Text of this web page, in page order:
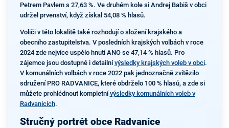
Petrem Pavlem s 27,63 %. Ve druhém kole si Andrej Babiš v obci
udržel prvenství, když získal 54,08 % hlasů.
Voliči v této lokalitě také rozhodují o složení krajského a
obecního zastupitelstva. V posledních krajských volbách v roce
2024 zde nejvíce uspělo hnutí ANO se 47,14 % hlasů. Pro
zájemce jsou dostupné i detailnívýsledky krajských voleb v obci.
V komunálních volbách v roce 2022 pak jednoznačně zvítězilo
sdružení PRO RADVANICE, které obdrželo 100 % hlasů, a zde si
můžete prohlédnout kompletnívýsledky komunálních voleb v
Radvanicích.
Stručný portrét obce Radvanice